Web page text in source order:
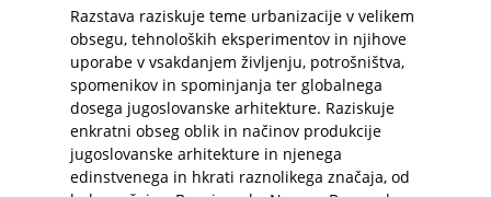
Razstava raziskuje teme urbanizacije v velikem
obsegu, tehnoloških eksperimentov in njihove
uporabe v vsakdanjem življenju, potrošništva,
spomenikov in spominjanja ter globalnega
dosega jugoslovanske arhitekture. Raziskuje
enkratni obseg oblik in načinov produkcije
jugoslovanske arhitekture in njenega
edinstvenega in hkrati raznolikega značaja, od